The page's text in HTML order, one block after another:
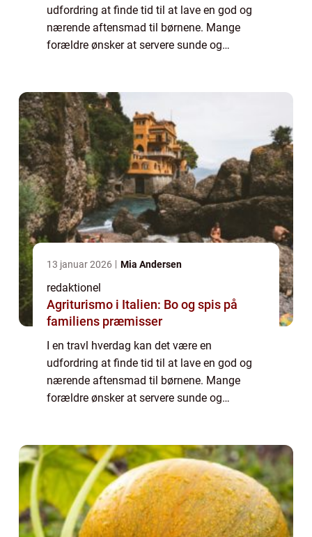
udfordring at finde tid til at lave en god og
nærende aftensmad til børnene. Mange
forældre ønsker at servere sunde og
mad fra bund...
13 januar 2026 Mia Andersen
redaktionel
Agriturismo i Italien: Bo og spis på
familiens præmisser
I en travl hverdag kan det være en
udfordring at finde tid til at lave en god og
nærende aftensmad til børnene. Mange
forældre ønsker at servere sunde og
mad fra bund...